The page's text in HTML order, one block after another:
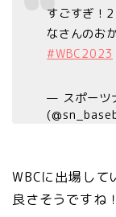
すごすぎ！
なさんのお
#WBC2023
— スポーツ
WBCに出場して
良さそうですね！